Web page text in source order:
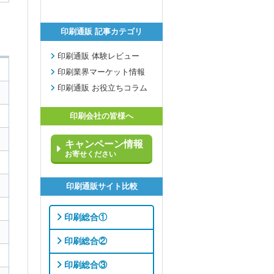
印刷通販 記事カテゴリ
印刷通販 体験レビュー
印刷業界マーケット情報
印刷通販 お役立ちコラム
印刷会社の皆様へ
キャンペーン情報
お寄せください
印刷通販サイト比較
印刷総合①
印刷総合②
印刷総合③